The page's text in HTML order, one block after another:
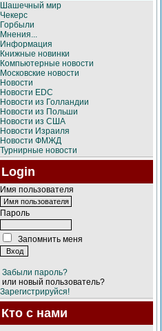
Шашечный мир
Чекерс
Горбыли
Мнения...
Информация
Книжные новинки
Компьютерные новости
Московские новости
Новости
Новости EDC
Новости из Голландии
Новости из Польши
Новости из США
Новости Израиля
Новости ФМЖД
Турнирные новости
Login
Имя пользователя
Пароль
Запомнить меня
Забыли пароль?
или новый пользователь?
Зарегистрируйся!
Кто с нами